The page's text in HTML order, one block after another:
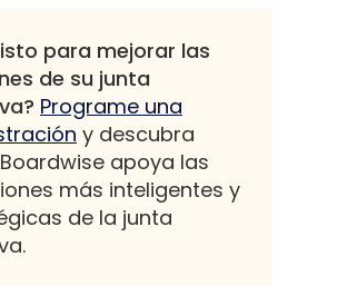
para mejorar las
de su junta
Programe una
y descubra
apoya las
más inteligentes y
de la junta